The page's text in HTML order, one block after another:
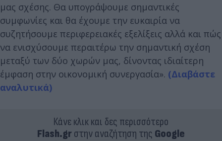
μας σχέσης. Θα υπογράψουμε σημαντικές
συμφωνίες και θα έχουμε την ευκαιρία να
συζητήσουμε περιφερειακές εξελίξεις αλλά και πώς
να ενισχύσουμε περαιτέρω την σημαντική σχέση
μεταξύ των δύο χωρών μας, δίνοντας ιδιαίτερη
έμφαση στην οικονομική συνεργασία». (Διαβάστε
αναλυτικά)
Κάνε κλικ και δες περισσότερο
Flash.grστην αναζήτηση της Google